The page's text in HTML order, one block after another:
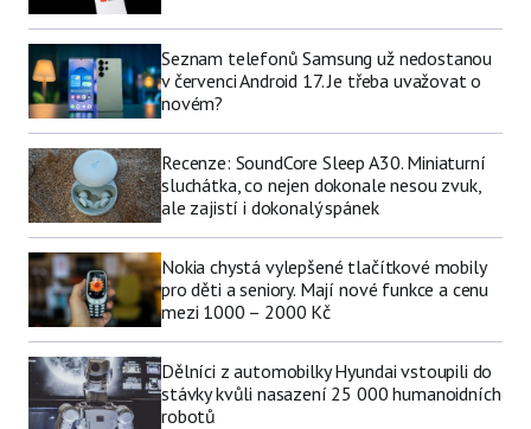
Seznam telefonů Samsung už nedostanou
v červenci Android 17. Je třeba uvažovat o
novém?
Recenze: SoundCore Sleep A30. Miniaturní
sluchátka, co nejen dokonale nesou zvuk,
ale zajistí i dokonalý spánek
Nokia chystá vylepšené tlačítkové mobily
pro děti a seniory. Mají nové funkce a cenu
mezi 1000 – 2000 Kč
Dělníci z automobilky Hyundai vstoupili do
stávky kvůli nasazení 25 000 humanoidních
robotů